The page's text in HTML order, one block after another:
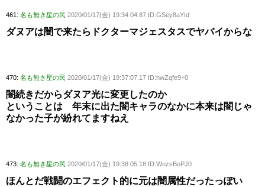
461: 名も無き星の民 2020/01/17(金) 19:34:04.87 ID:GSey8aYId
ダヌアは闇で来たらドクターマジェスタスでヤバイからな
470: 名も無き星の民 2020/01/17(金) 19:37:07.17 ID:hwZqfe9+0
闇続きだからダヌア光に変更したのか
ということは 年末に出た闇キャラのなかに本来は闇じゃ
なかった子が紛れてますねえ
473: 名も無き星の民 2020/01/17(金) 19:38:05.18 ID:WnzsBoPJ0
ほんとだ戦闘のエフェクト的に元は闇属性だったっぽい